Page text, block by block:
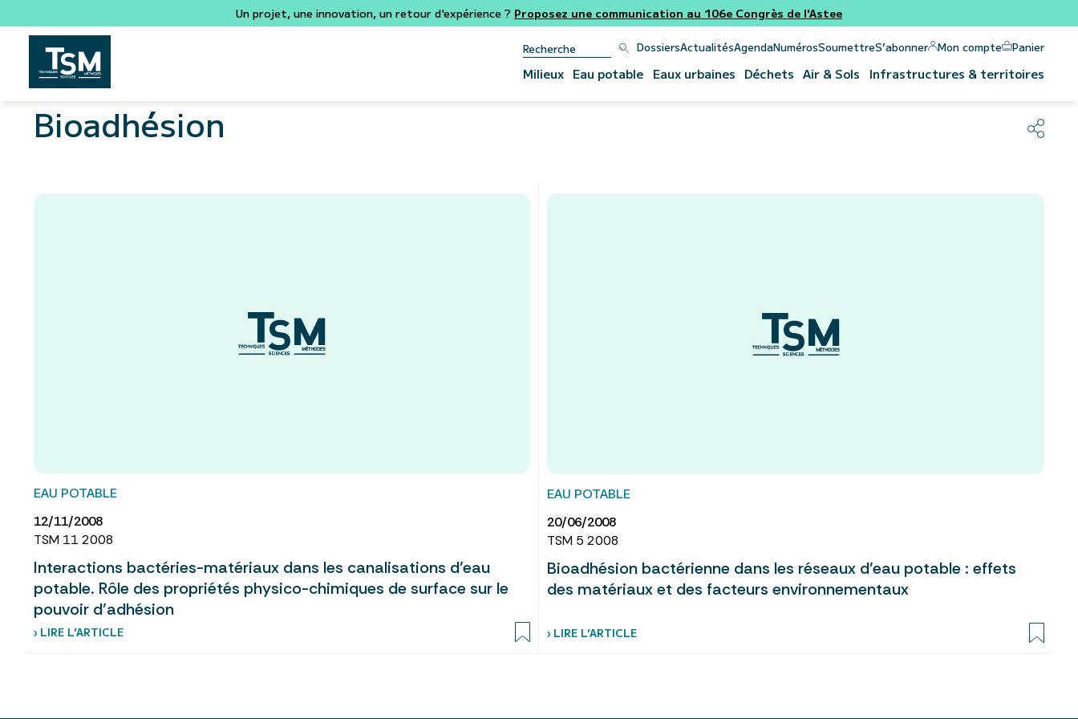
Un projet, une innovation, un retour d'expérience ? Proposez une communication au 106e Congrès de l'Astee
DossiersActualitésAgendaNumérosSoumettreS’abonner Mon compte Panier
Milieux Eau potable Eaux urbaines Déchets Air & Sols Infrastructures & territoires
Bioadhésion
EAU POTABLE
12/11/2008
TSM 11 2008
Interactions bactéries-matériaux dans les canalisations d’eau
potable. Rôle des propriétés physico-chimiques de surface sur le
pouvoir d’adhésion
› LIRE L’ARTICLE
EAU POTABLE
20/06/2008
TSM 5 2008
Bioadhésion bactérienne dans les réseaux d’eau potable : effets
des matériaux et des facteurs environnementaux
› LIRE L’ARTICLE